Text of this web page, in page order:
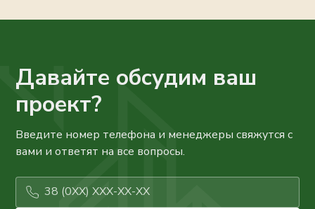
Давайте обсудим ваш
проект?
Введите номер телефона и менеджеры свяжутся с
вами и ответят на все вопросы.